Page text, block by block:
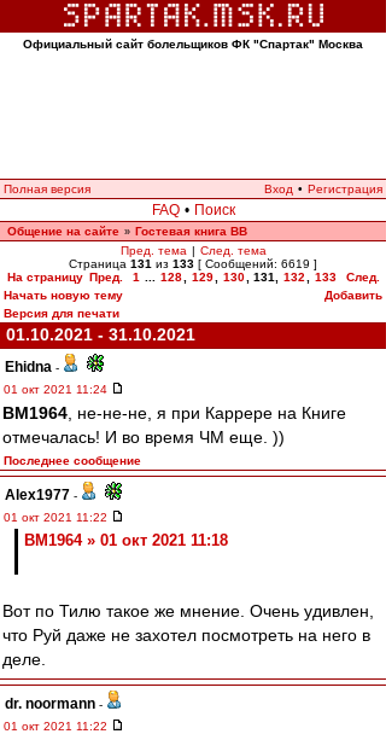
Официальный сайт болельщиков ФК "Спартак" Москва
Полная версия Вход • Регистрация
FAQ • Поиск
Общение на сайте » Гостевая книга ВВ
Пред. тема | След. тема
Страница 131 из 133 [ Сообщений: 6619 ]
На страницу Пред. 1 128 129 130 131 132 133
След.
Начать новую тему
Добавить
Версия для печати
01.10.2021 - 31.10.2021
Ehidna -
01 окт 2021 11:24
BM1964 , не-не-не, я при Каррере на Книге
отмечалась! И во время ЧМ еще. ))
Последнее сообщение
Alex1977 -
01 окт 2021 11:22
BM1964 » 01 окт 2021 11:18
Вот по Тилю такое же мнение. Очень удивлен,
что Руй даже не захотел посмотреть на него в
деле.
dr. noormann -
01 окт 2021 11:22